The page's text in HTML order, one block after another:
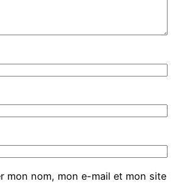
mon nom, mon e-mail et mon site